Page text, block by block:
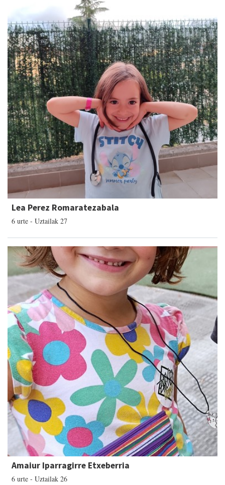
Lea Perez Romaratezabala
6 urte - Uztailak 27
Amaiur Iparragirre Etxeberria
6 urte - Uztailak 26